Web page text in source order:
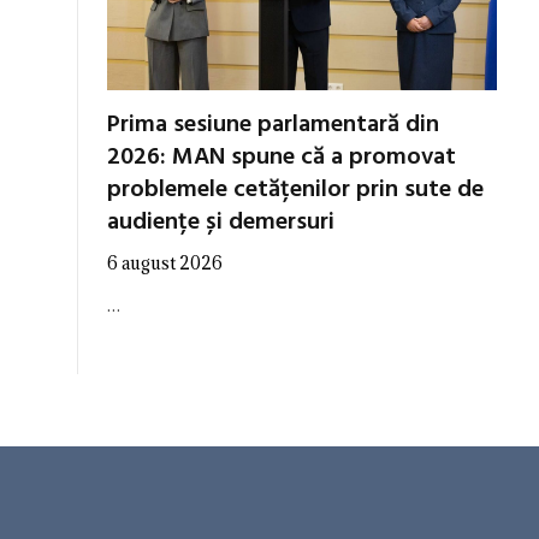
Prima sesiune parlamentară din
2026: MAN spune că a promovat
problemele cetățenilor prin sute de
audiențe și demersuri
6 august 2026
…